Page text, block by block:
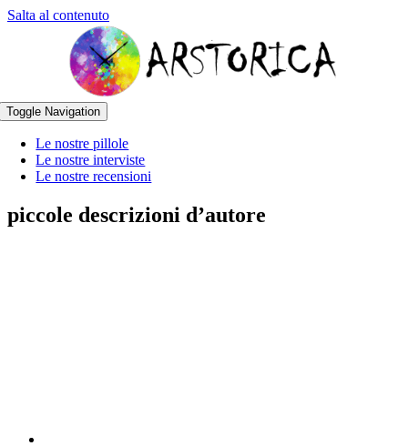
Salta al contenuto
Toggle Navigation
Le nostre pillole
Le nostre interviste
Le nostre recensioni
piccole descrizioni d’autore